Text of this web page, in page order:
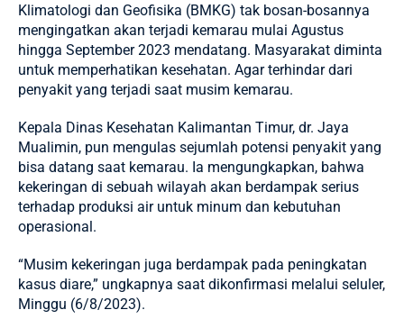
Klimatologi dan Geofisika (BMKG) tak bosan-bosannya
mengingatkan akan terjadi kemarau mulai Agustus
hingga September 2023 mendatang. Masyarakat diminta
untuk memperhatikan kesehatan. Agar terhindar dari
penyakit yang terjadi saat musim kemarau.
Kepala Dinas Kesehatan Kalimantan Timur, dr. Jaya
Mualimin, pun mengulas sejumlah potensi penyakit yang
bisa datang saat kemarau. Ia mengungkapkan, bahwa
kekeringan di sebuah wilayah akan berdampak serius
terhadap produksi air untuk minum dan kebutuhan
operasional.
“Musim kekeringan juga berdampak pada peningkatan
kasus diare,” ungkapnya saat dikonfirmasi melalui seluler,
Minggu (6/8/2023).